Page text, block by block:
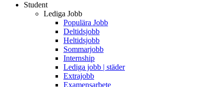
Student
Lediga Jobb
Populära Jobb
Deltidsjobb
Heltidsjobb
Sommarjobb
Internship
Lediga jobb | städer
Extrajobb
Examensarbete